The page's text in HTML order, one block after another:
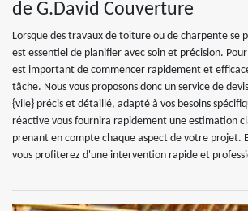
de G.David Couverture
Lorsque des travaux de toiture ou de charpente se
est essentiel de planifier avec soin et précision.
est important de commencer rapidement et
tâche. Nous vous proposons donc un service de
{vile} précis et détaillé, adapté à vos besoins
réactive vous fournira rapidement une estimation
prenant en compte chaque aspect de votre projet.
vous profiterez d'une intervention rapide et